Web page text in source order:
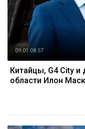
09.01 08:57
Китайцы, G4 City и
области Илон